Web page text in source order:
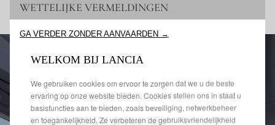
WETTELIJKE VERMELDINGEN
GA VERDER ZONDER AANVAARDEN →
WELKOM BIJ LANCIA
We gebruiken cookies om ervoor te zorgen dat we u de beste
ervaring op onze website bieden. Cookies stellen ons in staat u
basisfuncties aan te bieden, zoals beveiliging, netwerkbeheer
en toegankelijkheid. Ze verbeteren de gebruiksvriendelijkheid